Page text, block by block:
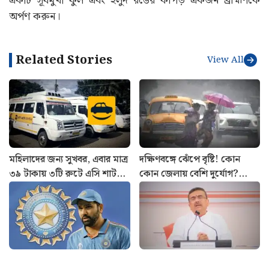
অর্পণ করুন।
Related Stories View All
মহিলাদের জন্য সুখবর, এবার মাত্র
৩৯ টাকায় ৩টি রুটে এসি শাটল
পরিষেবা চালু Yatri Sathi-র
দক্ষিণবঙ্গে ঝেঁপে বৃষ্টি! কোন
কোন জেলায় বেশি দুর্যোগ?
আজকের আবহাওয়ার খবর